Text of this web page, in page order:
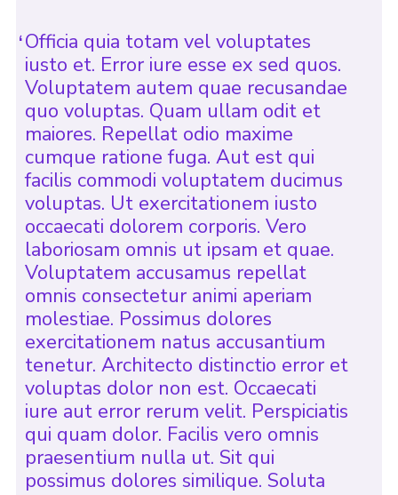
Officia quia totam vel voluptates
iusto et. Error iure esse ex sed quos.
Voluptatem autem quae recusandae
quo voluptas. Quam ullam odit et
maiores. Repellat odio maxime
cumque ratione fuga. Aut est qui
facilis commodi voluptatem ducimus
voluptas. Ut exercitationem iusto
occaecati dolorem corporis. Vero
laboriosam omnis ut ipsam et quae.
Voluptatem accusamus repellat
omnis consectetur animi aperiam
molestiae. Possimus dolores
exercitationem natus accusantium
tenetur. Architecto distinctio error et
voluptas dolor non est. Occaecati
iure aut error rerum velit. Perspiciatis
qui quam dolor. Facilis vero omnis
praesentium nulla ut. Sit qui
possimus dolores similique. Soluta